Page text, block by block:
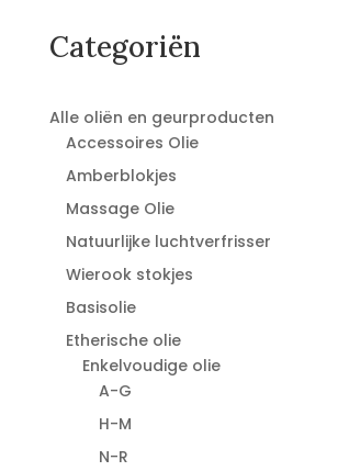
Categoriën
Alle oliën en geurproducten
Accessoires Olie
Amberblokjes
Massage Olie
Natuurlijke luchtverfrisser
Wierook stokjes
Basisolie
Etherische olie
Enkelvoudige olie
A-G
H-M
N-R